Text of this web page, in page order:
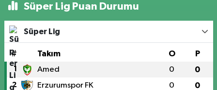
Süper Lig Puan Durumu
Süper Lig
# Takım O P
1 Amed 0 0
2 Erzurumspor FK 0 0